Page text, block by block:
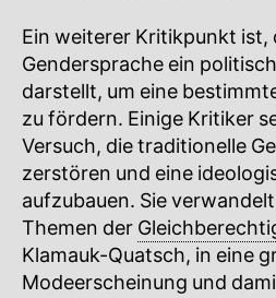
Ein weiterer Kritikpunkt ist,
Gendersprache ein
darstellt, um eine
zu fördern. Einige Kritiker
Versuch, die traditionelle
zerstören und eine
aufzubauen. Sie
Themen der
Klamauk-Quatsch, in eine
Modeerscheinung und